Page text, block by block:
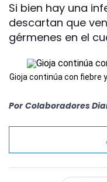
Si bien hay una
descartan que
gérmenes en el
Gioja continúa con fiebre
Por Colaboradores